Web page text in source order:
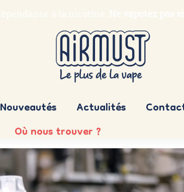
Nouveautés Actualités
Où nous trouver ?